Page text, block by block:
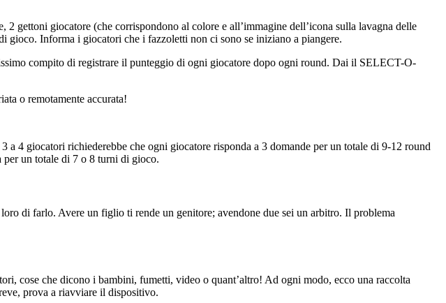
gettoni giocatore (che corrispondono al colore e all’immagine dell’icona sulla lavagna delle
Informa i giocatori che i fazzoletti non ci sono se iniziano a piangere.
compito di registrare il punteggio di ogni giocatore dopo ogni round. Dai il SELECT-O-
o remotamente accurata!
4 giocatori richiederebbe che ogni giocatore risponda a 3 domande per un totale di 9-12 round
per un totale di 7 o 8 turni di gioco.
di farlo. Avere un figlio ti rende un genitore; avendone due sei un arbitro. Il problema
cose che dicono i bambini, fumetti, video o quant’altro! Ad ogni modo, ecco una raccolta
prova a riavviare il dispositivo.